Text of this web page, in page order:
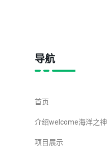
导航
首页
介绍welcome海洋之神
项目展示